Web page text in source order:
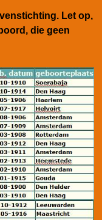
Let op,
die geen